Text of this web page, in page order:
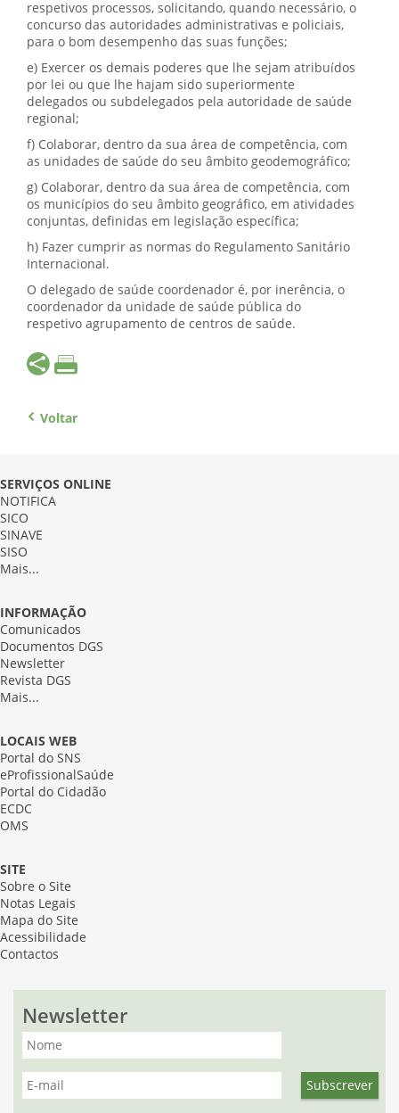
respetivos processos, solicitando, quando necessário, o
concurso das autoridades administrativas e policiais,
para o bom desempenho das suas funções;
e) Exercer os demais poderes que lhe sejam atribuídos
por lei ou que lhe hajam sido superiormente
delegados ou subdelegados pela autoridade de saúde
regional;
f) Colaborar, dentro da sua área de competência, com
as unidades de saúde do seu âmbito geodemográfico;
g) Colaborar, dentro da sua área de competência, com
os municípios do seu âmbito geográfico, em atividades
conjuntas, definidas em legislação específica;
h) Fazer cumprir as normas do Regulamento Sanitário
Internacional.
O delegado de saúde coordenador é, por inerência, o
coordenador da unidade de saúde pública do
respetivo agrupamento de centros de saúde.
Voltar
SERVIÇOS ONLINE
NOTIFICA
SICO
SINAVE
SISO
Mais...
INFORMAÇÃO
Comunicados
Documentos DGS
Newsletter
Revista DGS
Mais...
LOCAIS WEB
Portal do SNS
eProfissionalSaúde
Portal do Cidadão
ECDC
OMS
SITE
Sobre o Site
Notas Legais
Mapa do Site
Acessibilidade
Contactos
Newsletter